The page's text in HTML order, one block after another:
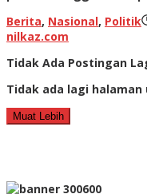
Berita, Nasional, Politik
nilkaz.com
Tidak Ada Postingan
Tidak ada lagi
Muat Lebih